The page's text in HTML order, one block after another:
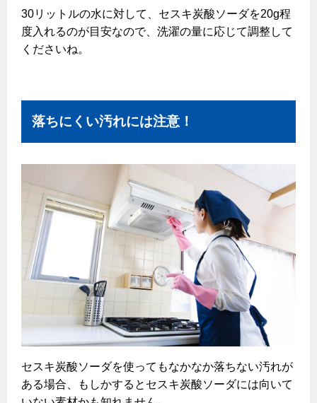
30リットルの水に対して、セスキ炭酸ソーダを20g程
度入れるのが目安なので、洗濯の量に応じて調整して
くださいね。
落ちにくい汚れには注意！
セスキ炭酸ソーダを使ってもなかなか落ちない汚れが
ある場合、もしかするとセスキ炭酸ソーダには向いて